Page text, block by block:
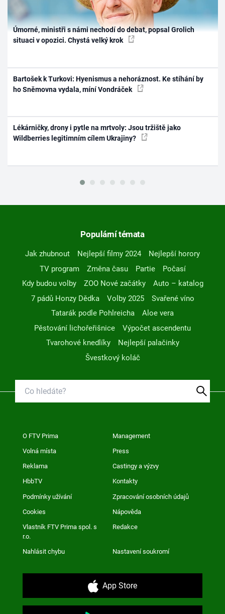
Úmorné, ministři s námi nechodí do debat, popsal Grolich
situaci v opozici. Chystá velký krok
Bartošek k Turkovi: Hyenismus a nehoráznost. Ke stíhání by
ho Sněmovna vydala, míní Vondráček
Lékárničky, drony i pytle na mrtvoly: Jsou tržiště jako
Wildberries legitimním cílem Ukrajiny?
Populární témata
Jak zhubnout Nejlepší filmy 2024
Nejlepší horory
TV program
Změna času Partie
Počasí
Kdy budou volby
ZOO Nové začátky
Auto – katalog
7 pádů Honzy Dědka
Volby 2025
Svařené víno
Tatarák podle Pohlreicha
Aloe vera
Pěstování lichořeřišnice
Výpočet ascendentu
Tvarohové knedlíky
Nejlepší palačinky
Švestkový koláč
O FTV Prima Management
Volná místa Press
Reklama Castingy a výzvy
HbbTV Kontakty
Podmínky užívání Zpracování osobních údajů
Cookies Nápověda
Vlastník FTV Prima spol. s
r.o.
Redakce
Nahlásit chybu Nastavení soukromí
App Store